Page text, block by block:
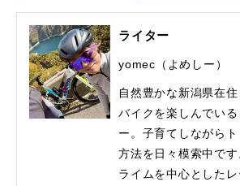
ライター
yomec（よめしー）
自然豊かな新潟県在
バイクを楽しんでい
ー。子育てしながら
方法を日々模索中で
ライムを中心とした